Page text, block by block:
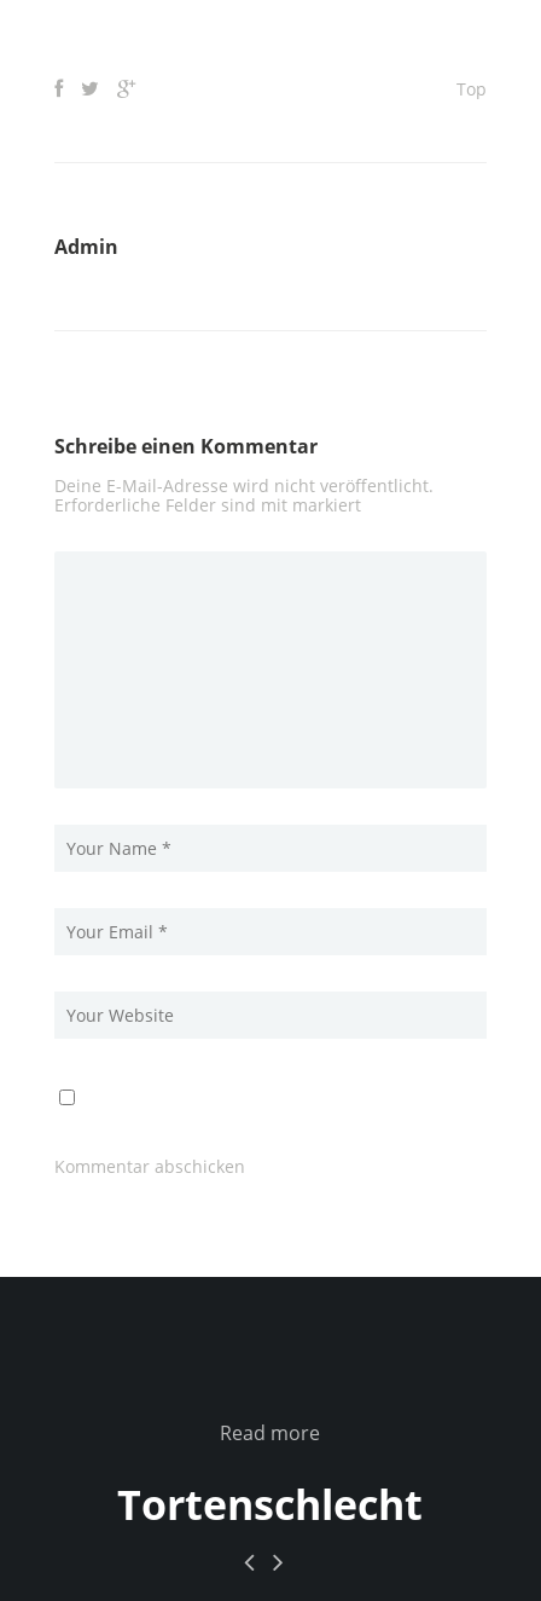
Top
Admin
Schreibe einen Kommentar
Deine E-Mail-Adresse wird nicht veröffentlicht.
Erforderliche Felder sind mit markiert
Read more
Tortenschlecht